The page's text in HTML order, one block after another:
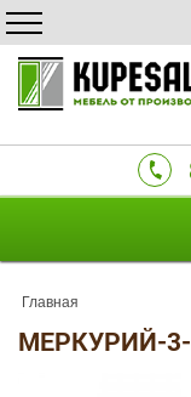
Главная
МЕРКУРИЙ-